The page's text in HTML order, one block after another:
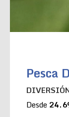
Pesca
Desde